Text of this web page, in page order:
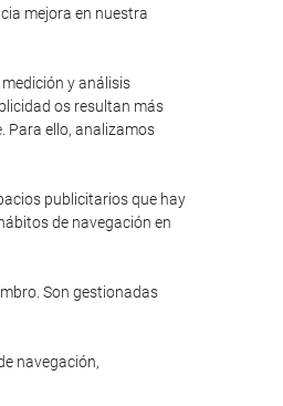
mejora en nuestra
y análisis
os resultan más
Para ello, analizamos
publicitarios que hay
de navegación en
Son gestionadas
navegación,